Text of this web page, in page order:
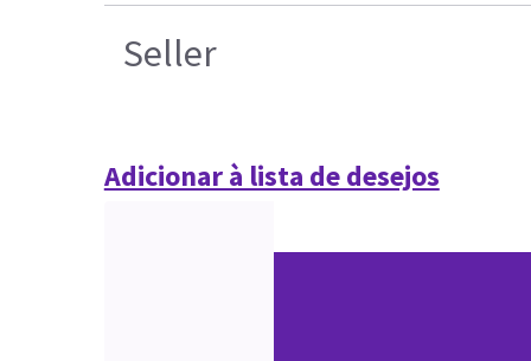
Seller
Adicionar à lista de desejos